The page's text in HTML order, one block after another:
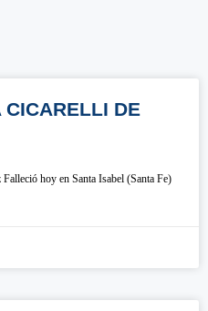
CICARELLI DE
hoy en Santa Isabel (Santa Fe)